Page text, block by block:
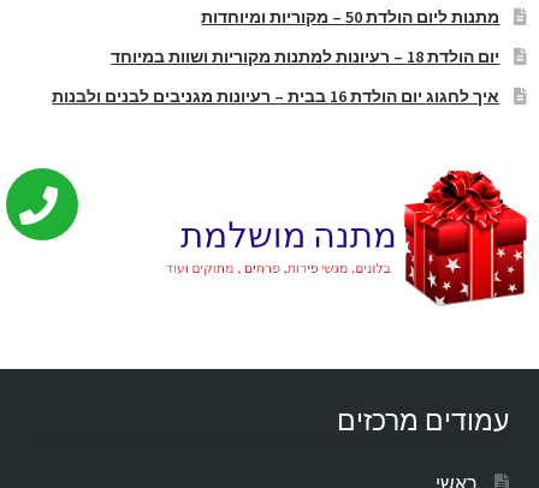
מתנות ליום הולדת 50 – מקוריות ומיוחדות
יום הולדת 18 – רעיונות למתנות מקוריות ושוות במיוחד
איך לחגוג יום הולדת 16 בבית – רעיונות מגניבים לבנים ולבנות
עמודים מרכזים